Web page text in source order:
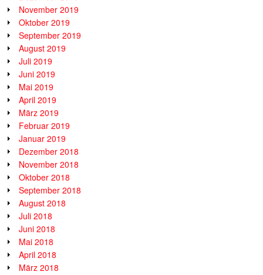
November 2019
Oktober 2019
September 2019
August 2019
Juli 2019
Juni 2019
Mai 2019
April 2019
März 2019
Februar 2019
Januar 2019
Dezember 2018
November 2018
Oktober 2018
September 2018
August 2018
Juli 2018
Juni 2018
Mai 2018
April 2018
März 2018